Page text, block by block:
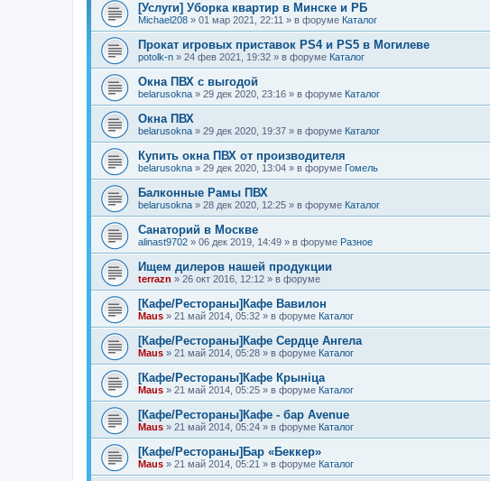
[Услуги] Уборка квартир в Минске и РБ
Michael208 » 01 мар 2021, 22:11 » в форуме Каталог
Прокат игровых приставок PS4 и PS5 в Могилеве
potolk-n » 24 фев 2021, 19:32 » в форуме Каталог
Окна ПВХ с выгодой
belarusokna » 29 дек 2020, 23:16 » в форуме Каталог
Окна ПВХ
belarusokna » 29 дек 2020, 19:37 » в форуме Каталог
Купить окна ПВХ от производителя
belarusokna » 29 дек 2020, 13:04 » в форуме Гомель
Балконные Рамы ПВХ
belarusokna » 28 дек 2020, 12:25 » в форуме Каталог
Санаторий в Москве
alinast9702 » 06 дек 2019, 14:49 » в форуме Разное
Ищем дилеров нашей продукции
terrazn » 26 окт 2016, 12:12 » в форуме
[Кафе/Рестораны]Кафе Вавилон
Maus » 21 май 2014, 05:32 » в форуме Каталог
[Кафе/Рестораны]Кафе Сердце Ангела
Maus » 21 май 2014, 05:28 » в форуме Каталог
[Кафе/Рестораны]Кафе Крыніца
Maus » 21 май 2014, 05:25 » в форуме Каталог
[Кафе/Рестораны]Кафе - бар Avenue
Maus » 21 май 2014, 05:24 » в форуме Каталог
[Кафе/Рестораны]Бар «Беккер»
Maus » 21 май 2014, 05:21 » в форуме Каталог